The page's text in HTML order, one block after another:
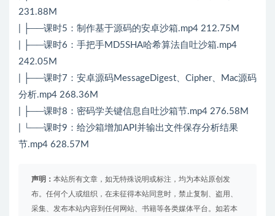
231.88M
| ├──课时5：制作基于源码的安卓沙箱.mp4 212.75M
| ├──课时6：手把手MD5SHA哈希算法自吐沙箱.mp4
242.05M
| ├──课时7：安卓源码MessageDigest、Cipher、Mac源码
分析.mp4 268.36M
| ├──课时8：密码学关键信息自吐沙箱节.mp4 276.58M
| └──课时9：给沙箱增加API并输出文件保存分析结果
节.mp4 628.57M
声明： 本站所有文章，如无特殊说明或标注，均为本站原创发
布。任何个人或组织，在未征得本站同意时，禁止复制、盗用、
采集、发布本站内容到任何网站、书籍等各类媒体平台。如若本